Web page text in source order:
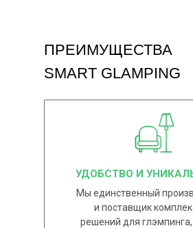
УДОБСТВО И
ПРЕИМУЩЕСТВА
SMART GLAMPING
Мы единственный
и поставщик
решений для глэмпинга,